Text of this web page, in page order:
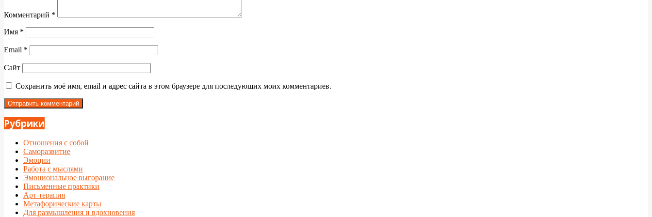
Комментарий *
Имя *
Email *
Сайт
Сохранить моё имя, email и адрес сайта в этом браузере для последующих моих комментариев.
Рубрики
Отношения с собой
Саморазвитие
Эмоции
Работа с мыслями
Эмоциональное выгорание
Письменные практики
Арт-терапия
Метафорические карты
Для размышления и вдохновения